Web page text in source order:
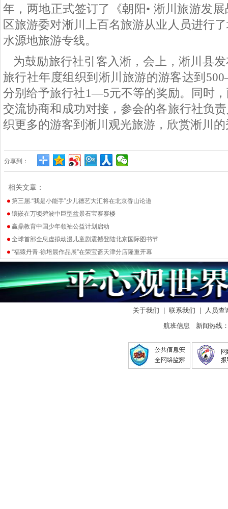
年，两地正式签订了《朝阳• 淅川旅游发
区旅游委对淅川上百名旅游从业人员进行
水源地旅游专线。
为鼓励旅行社引客入淅，会上，淅川县
旅行社年度组织到淅川旅游的游客达到
分别给予旅行社1—5元不等的奖励。同时
交流协商和成功对接，参会的各旅行社负
织更多的游客到淅川观光旅游，欣赏淅川
分享到：
相关文章：
第三届.“我是小能手”少儿德艺大汇将在北京香山论道
镶嵌在万顷碧波中巨型盆景石宝寨寨楼
赢鼎教育中国少年领袖公益计划启动
全球首部全息虚拟动漫儿童剧震撼登陆北京国际图书节
“福猿丹青·徐培晨作品展”在荣宝斋天津分店隆重开幕
关于我们 联系我们
人员查
航班信息 新闻热线